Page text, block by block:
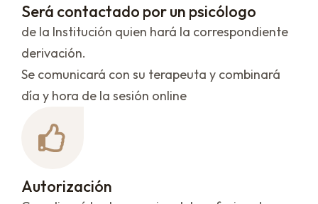
Será contactado por un psicólogo
de la Institución quien hará la correspondiente
derivación.
Se comunicará con su terapeuta y combinará
día y hora de la sesión online
Autorización